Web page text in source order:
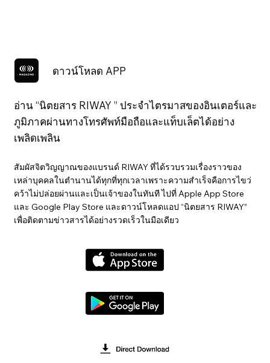
ดาวน์โหลด APP
อ่าน “นิตยสาร RIWAY ” ประจำไตรมาสของอินเตอร์และ
ภูมิภาคผ่านทางโทรศัพท์มือถือและแท็บเล็ตได้อย่าง
เพลิดเพลิน
สัมผัสจิตวิญญาณของแบรนด์ RIWAY ที่ได้รวบรวมเรื่องราวของ
เหล่าบุคคลในตำนานได้ทุกที่ทุกเวลาเพราะความสำเร็จคือการไขว่
คว้าไม่ปล่อยผ่านและเป็นเจ้าของในทันที ไปที่ Apple App Store
และ Google Play Store และดาวน์โหลดแอป “นิตยสาร RIWAY”
เพื่อติดตามข่าวสารได้อย่างรวดเร็วในมือเดียว